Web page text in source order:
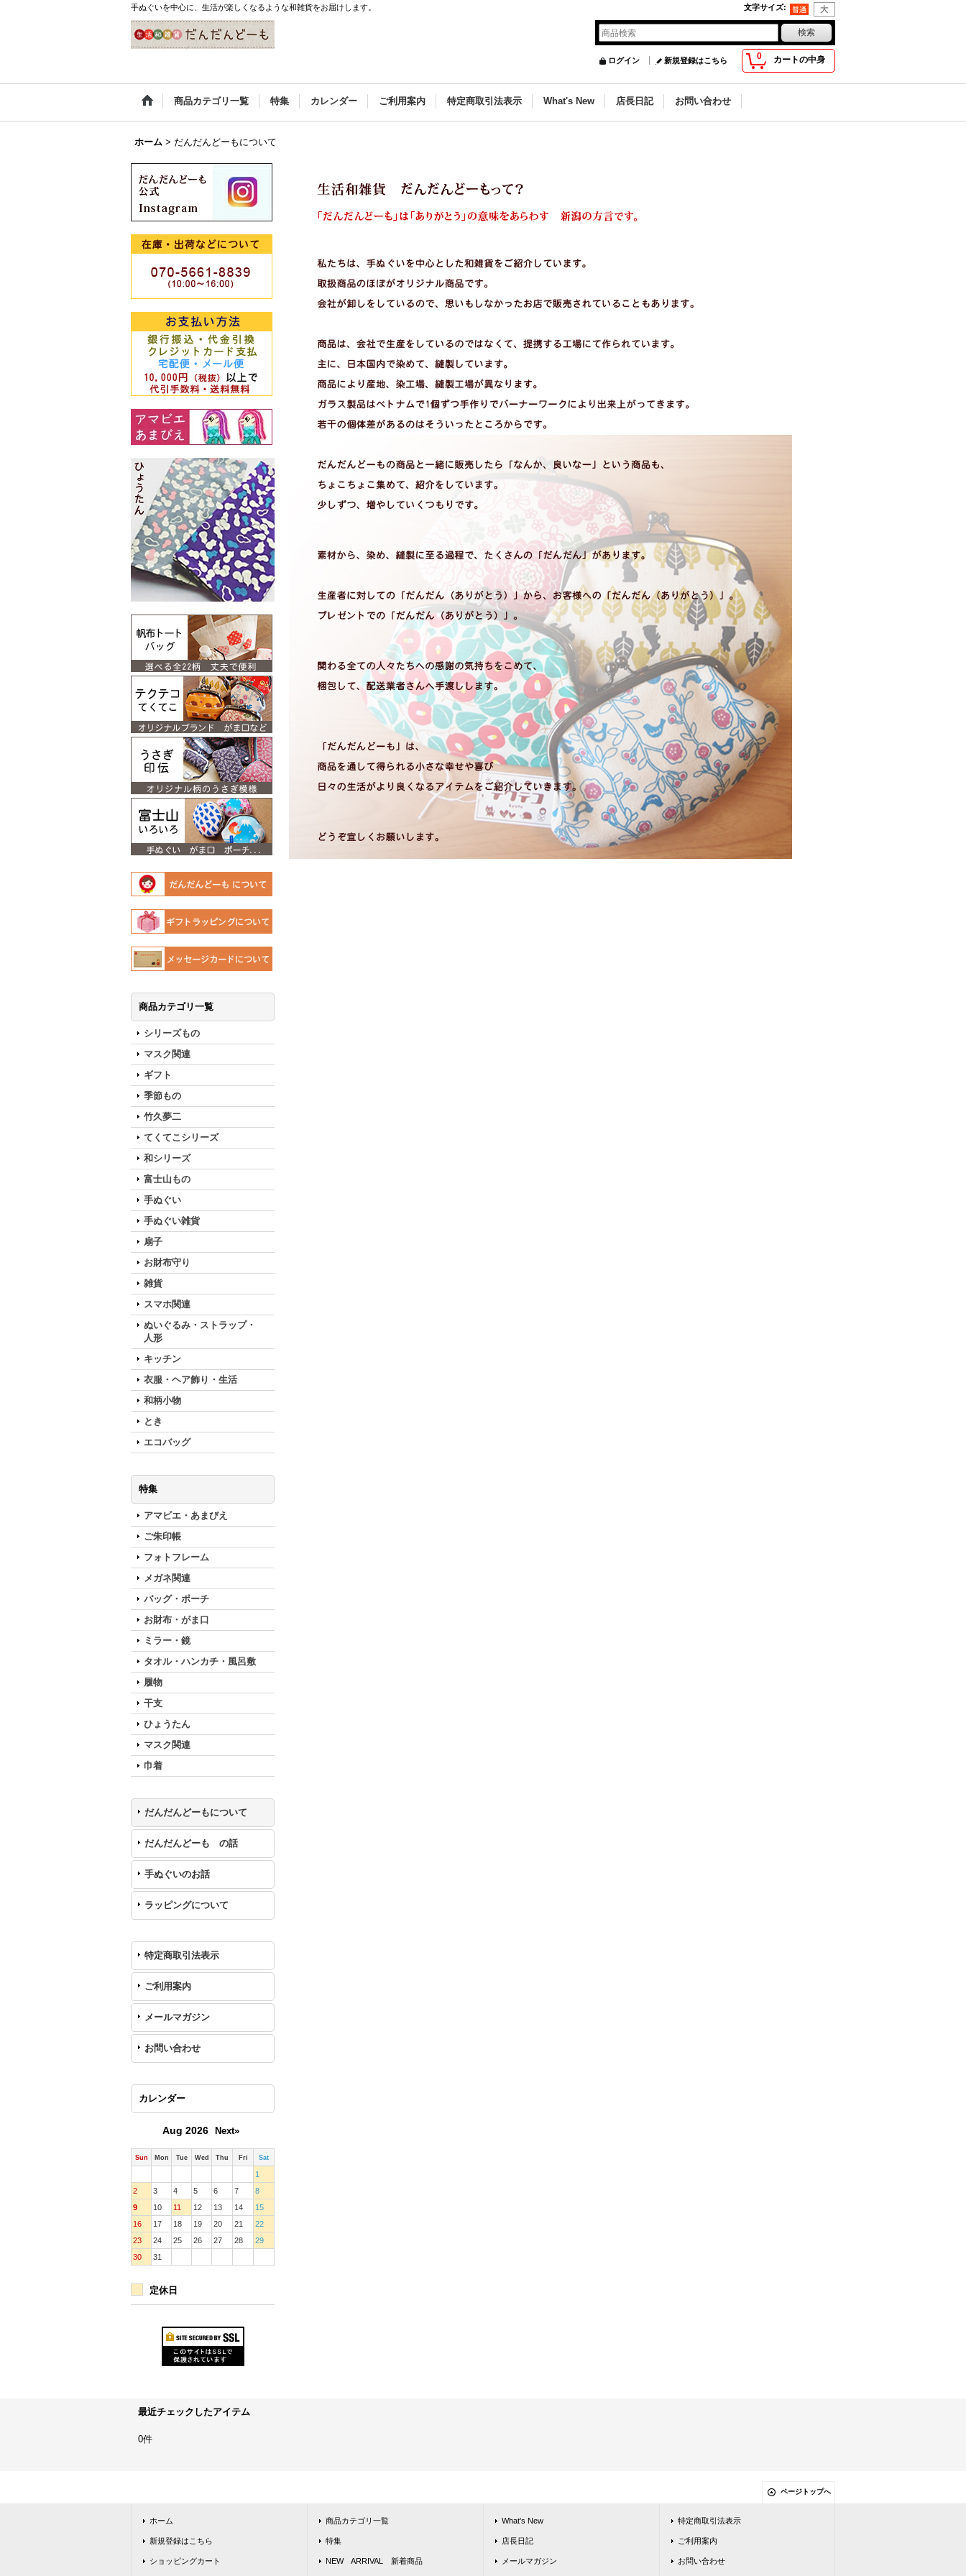
手ぬぐいを中心に、生活が楽しくなるような和雑貨をお届けします。 文字サイズ:
0 カートの中身
ログイン 新規登録はこちら
商品カテゴリ一覧 特集 カレンダー ご利用案内 特定商取引法表示 What's New 店長日記 お問い合わせ
ホーム > だんだんどーもについて
商品カテゴリ一覧
シリーズもの
マスク関連
ギフト
季節もの
竹久夢二
てくてこシリーズ
和シリーズ
富士山もの
手ぬぐい
手ぬぐい雑貨
扇子
お財布守り
雑貨
スマホ関連
ぬいぐるみ・ストラップ・
人形
キッチン
衣服・ヘア飾り・生活
和柄小物
とき
エコバッグ
特集
アマビエ・あまびえ
ご朱印帳
フォトフレーム
メガネ関連
バッグ・ポーチ
お財布・がま口
ミラー・鏡
タオル・ハンカチ・風呂敷
履物
干支
ひょうたん
マスク関連
巾着
だんだんどーもについて
だんだんどーも の話
手ぬぐいのお話
ラッピングについて
特定商取引法表示
ご利用案内
メールマガジン
お問い合わせ
カレンダー
Aug 2026 Next»
Sun Mon Tue Wed Thu Fri Sat
1
2
3 4 5 6 7
8
9
10 11 12 13 14
15
16
17 18 19 20 21
22
23
24 25 26 27 28
29
30
31
定休日
最近チェックしたアイテム
0件
ページトップへ
ホーム
新規登録はこちら
ショッピングカート
商品カテゴリ一覧
特集
NEW ARRIVAL 新着商品
What's New
店長日記
メールマガジン
特定商取引法表示
ご利用案内
お問い合わせ